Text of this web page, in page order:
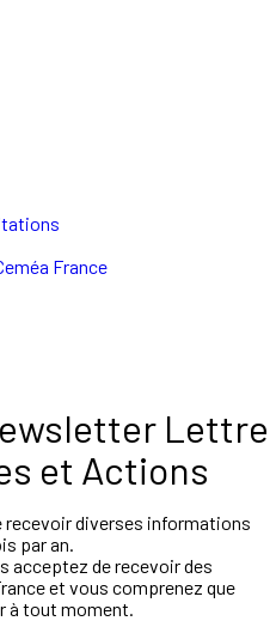
France
Lettre
et Actions
diverses informations
par an.
acceptez de recevoir des
et vous comprenez que
à tout moment.